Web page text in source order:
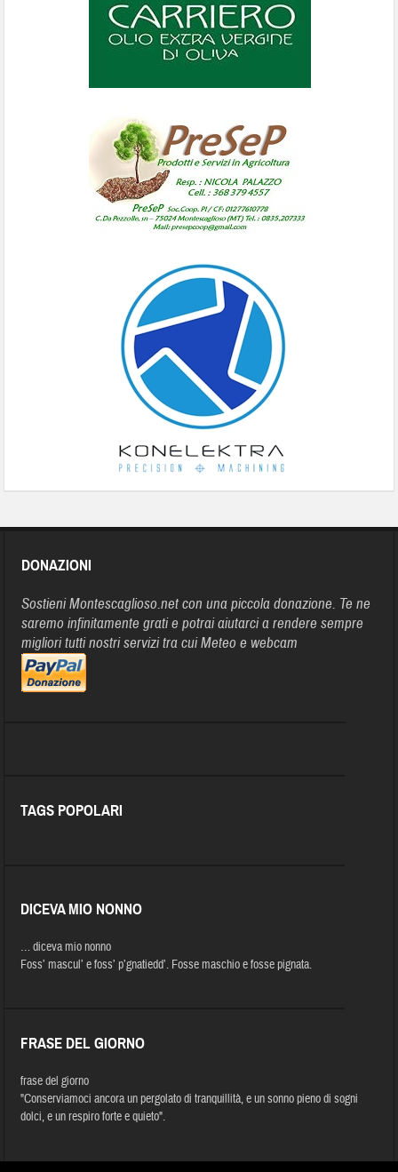
DONAZIONI
Sostieni Montescaglioso.net con una piccola donazione. Te ne
saremo infinitamente grati e potrai aiutarci a rendere sempre
migliori tutti nostri servizi tra cui Meteo e webcam
TAGS POPOLARI
DICEVA MIO NONNO
… diceva mio nonno
Foss’ mascul’ e foss’ p’gnatiedd’. Fosse maschio e fosse pignata.
FRASE DEL GIORNO
frase del giorno
"Conserviamoci ancora un pergolato di tranquillità, e un sonno pieno di sogni
dolci, e un respiro forte e quieto".